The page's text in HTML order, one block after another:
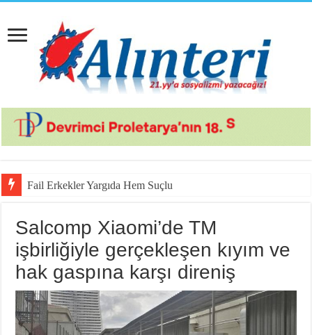
Fail Erkekler Yargıda Hem Suçlu Hem Güçlü!
Salcomp Xiaomi’de TM
işbirliğiyle gerçekleşen kıyım ve
hak gaspına karşı direniş